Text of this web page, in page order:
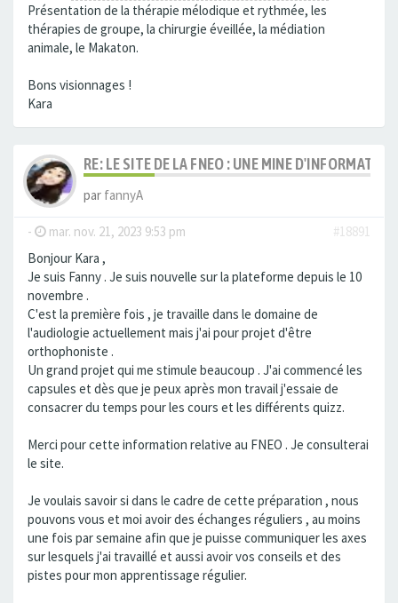
Présentation de la thérapie mélodique et rythmée, les
thérapies de groupe, la chirurgie éveillée, la médiation
animale, le Makaton.
Bons visionnages !
Kara
RE: LE SITE DE LA FNEO : UNE MINE
par fannyA
- mar. nov. 21, 2023 9:53 pm
#18891
Bonjour Kara ,
Je suis Fanny . Je suis nouvelle sur la plateforme depuis le 10
novembre .
C'est la première fois , je travaille dans le domaine de
l'audiologie actuellement mais j'ai pour projet d'être
orthophoniste .
Un grand projet qui me stimule beaucoup . J'ai commencé les
capsules et dès que je peux après mon travail j'essaie de
consacrer du temps pour les cours et les différents quizz.
Merci pour cette information relative au FNEO . Je consulterai
le site.
Je voulais savoir si dans le cadre de cette préparation , nous
pouvons vous et moi avoir des échanges réguliers , au moins
une fois par semaine afin que je puisse communiquer les axes
sur lesquels j'ai travaillé et aussi avoir vos conseils et des
pistes pour mon apprentissage régulier.